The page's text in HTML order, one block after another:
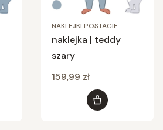
NAKLEJKI POSTACIE
naklejka | teddy
szary
Cena
159,99 zł
Do koszyka